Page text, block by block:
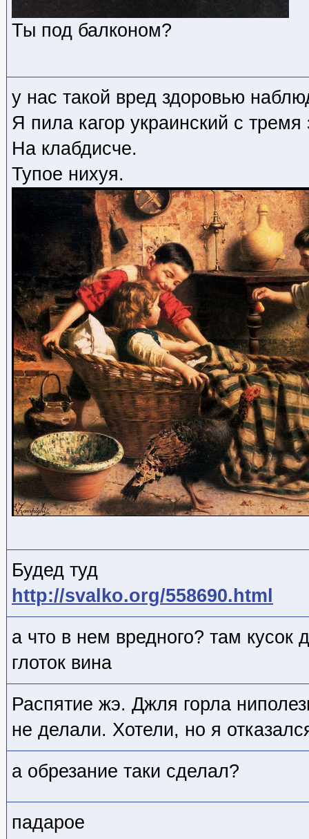
Ты под балконом?
у нас такой вред здоровью
Я пила кагор украинский с
На клабдисче.
Тупое нихуя.
Будед туд
http://svalko.org/558690.html
а что в нем вредного? там кусок
глоток вина
Распятие жэ. Джля горла
не делали. Хотели, но я
а обрезание таки сделал?
падарое